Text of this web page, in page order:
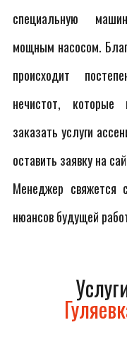
специальную
мощным насосом.
происходит
нечистот,
заказать услуги
оставить заявку на
Менеджер свяжется
нюансов будущей